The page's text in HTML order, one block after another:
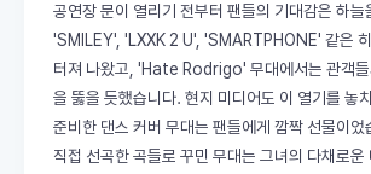
공연장 문이 열리기 전부터 팬들의 기대감은 하늘
'SMILEY', 'LXXK 2 U', 'SMARTPHONE' 같은
터져 나왔고, 'Hate Rodrigo' 무대에서는 관객들
을 뚫을 듯했습니다. 현지 미디어도 이 열기를 놓
준비한 댄스 커버 무대는 팬들에게 깜짝 선물이
직접 선곡한 곡들로 꾸민 무대는 그녀의 다채로운